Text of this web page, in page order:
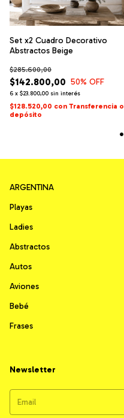
Set x2 Cuadro Decorativo
Abstractos Beige
$142.800,00
$285.600,00
50% OFF
6 x $23.800,00 sin interés
$128.520,00 con Transferencia o
depósito
ARGENTINA
Playas
Ladies
Abstractos
Autos
Aviones
Bebé
Frases
Newsletter